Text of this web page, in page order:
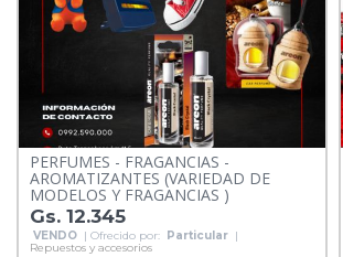
PERFUMES - FRAGANCIAS -
AROMATIZANTES (VARIEDAD DE
MODELOS Y FRAGANCIAS )
Gs. 12.345
VENDO | Ofrecido por: Particular |
Repuestos y accesorios